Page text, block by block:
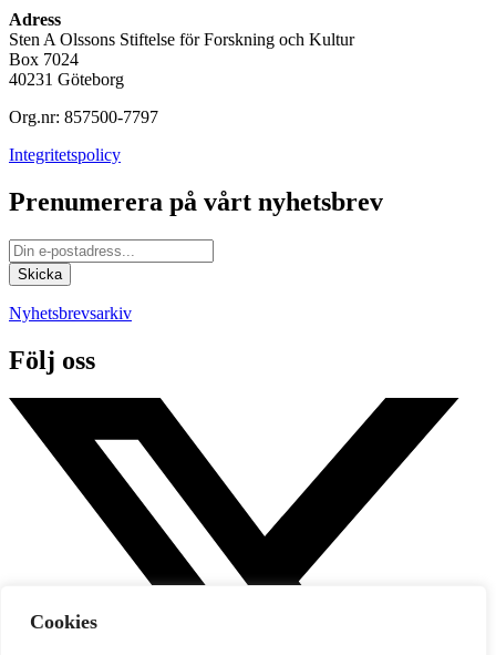
Cookies
Adress
Sten A Olssons Stiftelse för Forskning och Kultur
Box 7024
40231 Göteborg
Org.nr: 857500-7797
Integritetspolicy
Prenumerera på vårt nyhetsbrev
Nyhetsbrevsarkiv
Följ oss